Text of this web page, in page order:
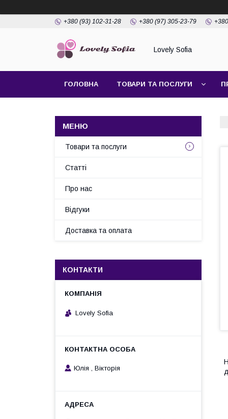
+380 (93) 102-31-28 +380 (97) 305-23-79
Lovely Sofia
ГОЛОВНА ТОВАРИ ТА ПОСЛУГИ
Товари та послуги
Статті
Про нас
Відгуки
Доставка та оплата
КОНТАКТИ
Lovely Sofia
Юлія , Вікторія